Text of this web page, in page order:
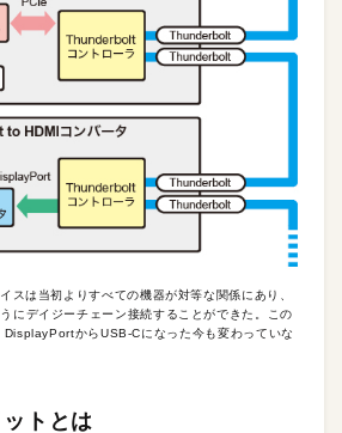
スは当初よりすべての機器が対等な関係にあり、
にデイジーチェーン接続することができた。この
からUSB-Cになった今も変わっていな
トとは